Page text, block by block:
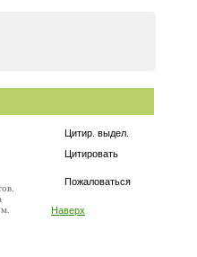
Цитир. выдел.
Цитировать
Пожаловаться
Наверх